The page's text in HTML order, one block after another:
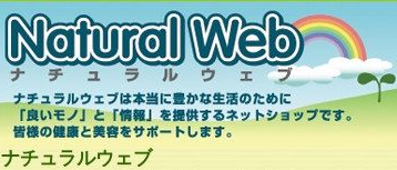
ナチュラルウェブ